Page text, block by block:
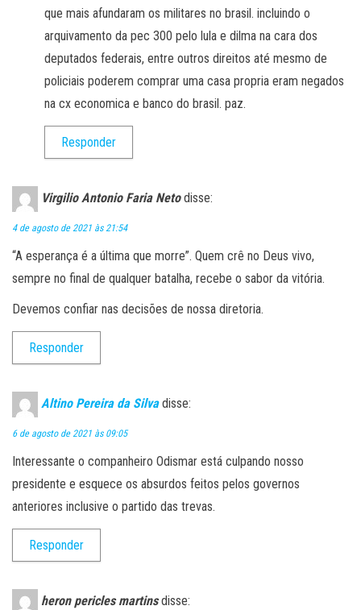
que mais afundaram os militares no brasil. incluindo o
arquivamento da pec 300 pelo lula e dilma na cara dos
deputados federais, entre outros direitos até mesmo de
policiais poderem comprar uma casa propria eram negados
na cx economica e banco do brasil. paz.
Responder
Virgilio Antonio Faria Neto disse:
4 de agosto de 2021 às 21:54
“A esperança é a última que morre”. Quem crê no Deus vivo,
sempre no final de qualquer batalha, recebe o sabor da vitória.
Devemos confiar nas decisões de nossa diretoria.
Responder
Altino Pereira da Silva disse:
6 de agosto de 2021 às 09:05
Interessante o companheiro Odismar está culpando nosso
presidente e esquece os absurdos feitos pelos governos
anteriores inclusive o partido das trevas.
Responder
heron pericles martins disse: